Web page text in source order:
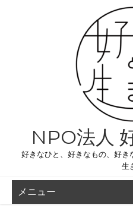
NPO法人
好きなひと、好きなもの、好き
生
メニュー